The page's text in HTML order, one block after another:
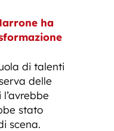
ha
di talenti
delle
stato
scena.